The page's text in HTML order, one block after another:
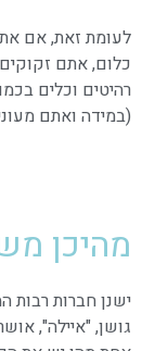
לעומת זאת, אם
כלום, אתם
רהיטים וכלים
(במידה ואתם
מהיכן
ישנן חברות רבות
גושן, "איילה",